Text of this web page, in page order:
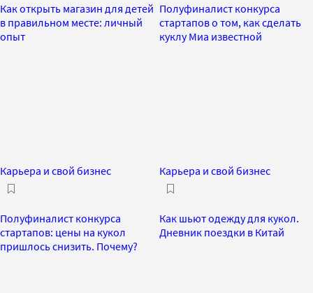
Как открыть магазин для детей
в правильном месте: личный
опыт
Полуфиналист конкурса
стартапов о том, как сделать
куклу Миа известной
Карьера и свой бизнес
Полуфиналист конкурса
стартапов: цены на кукол
пришлось снизить. Почему?
Карьера и свой бизнес
Как шьют одежду для кукол.
Дневник поездки в Китай